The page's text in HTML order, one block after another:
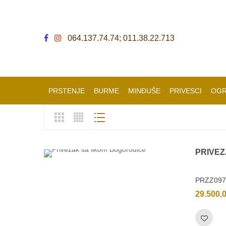
064.137.74.74; 011.38.22.713
PRSTENJE BURME MINĐUŠE PRIVESCI
PRZZ097